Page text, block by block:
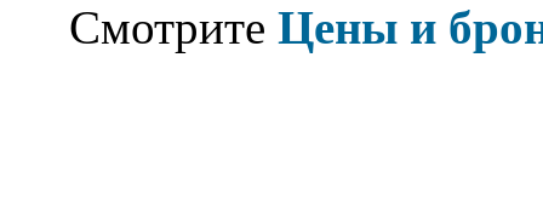
Смотрите Цены и